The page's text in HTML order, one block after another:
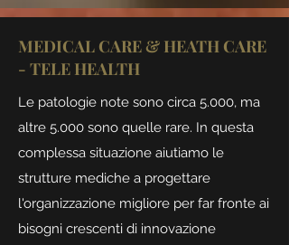
MEDICAL CARE & HEATH CARE
- TELE HEALTH
Le patologie note sono circa 5.000, ma
altre 5.000 sono quelle rare. In questa
complessa situazione aiutiamo le
strutture mediche a progettare
l'organizzazione migliore per far fronte ai
bisogni crescenti di innovazione